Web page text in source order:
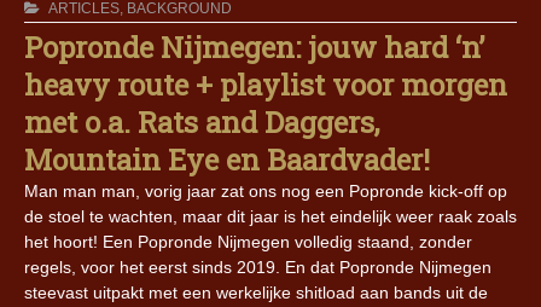
ARTICLES, BACKGROUND
Popronde Nijmegen: jouw hard ‘n’
heavy route + playlist voor morgen
met o.a. Rats and Daggers,
Mountain Eye en Baardvader!
Man man man, vorig jaar zat ons nog een Popronde kick-off op
de stoel te wachten, maar dit jaar is het eindelijk weer raak zoals
het hoort! Een Popronde Nijmegen volledig staand, zonder
regels, voor het eerst sinds 2019. En dat Popronde Nijmegen
steevast uitpakt met een werkelijke shitload aan bands uit de